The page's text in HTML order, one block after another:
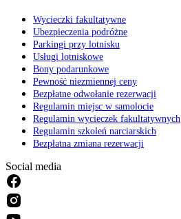
Wycieczki fakultatywne
Ubezpieczenia podróżne
Parkingi przy lotnisku
Usługi lotniskowe
Bony podarunkowe
Pewność niezmiennej ceny
Bezpłatne odwołanie rezerwacji
Regulamin miejsc w samolocie
Regulamin wycieczek fakultatywnych
Regulamin szkoleń narciarskich
Bezpłatna zmiana rezerwacji
Social media